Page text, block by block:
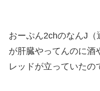
おーぷん2chのなんJ
が肝臓やってんのに酒
レッドが立っていたの